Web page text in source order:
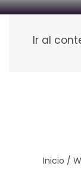
Ir al
HOME
Inicio /